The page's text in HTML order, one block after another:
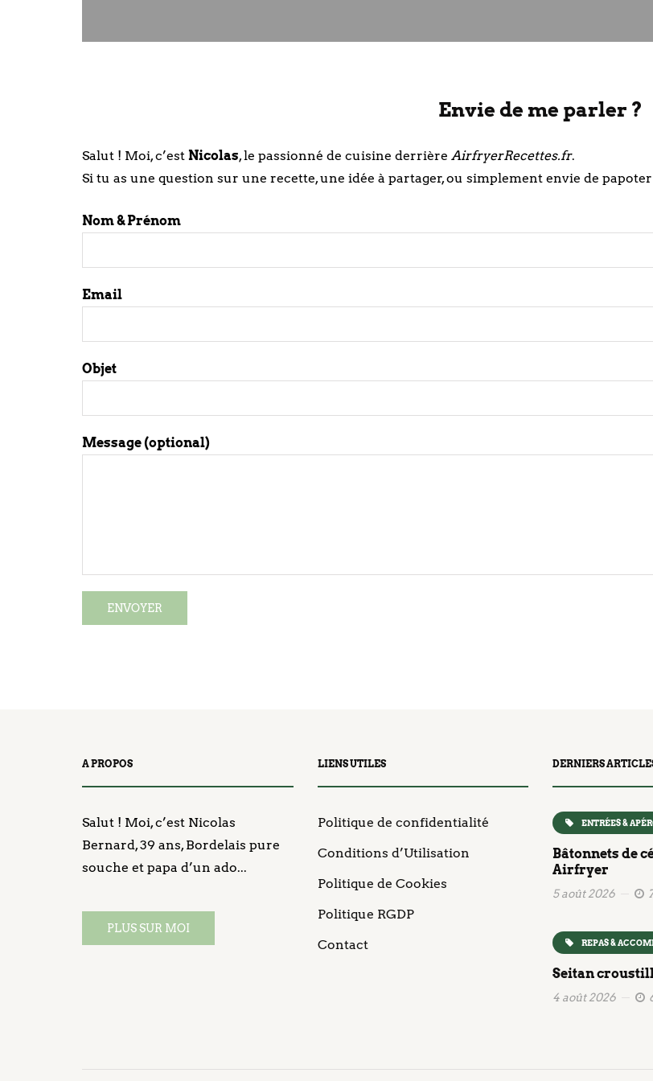
Envie de me parler ?
Salut ! Moi, c’est Nicolas, le passionné de cuisine derrière AirfryerRecettes.fr.
Si tu as une question sur une recette, une idée à partager, ou simplement envie de
Nom & Prénom
Email
Objet
Message (optional)
A PROPOS
Salut ! Moi, c’est Nicolas
Bernard, 39 ans, Bordelais pure
souche et papa d’un ado...
PLUS SUR MOI
LIENS UTILES
Politique de confidentialité
Conditions d’Utilisation
Politique de Cookies
Politique RGDP
Contact
DERNIERS
ENTRÉES &
Bâtonnets de
Airfryer
5 août 2026
REPAS &
Seitan
4 août 2026